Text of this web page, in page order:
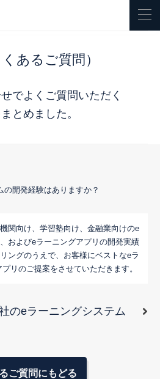
あるご質問）
でよくご質問いただく
とめました。
の開発経験はありますか？
関向け、学習塾向け、金融業向けのe
およびeラーニングアプリの開発実績
ングのうえで、お客様にベストなeラ
リのご提案をさせていただきます。
のeラーニングシステム
ご質問にもどる